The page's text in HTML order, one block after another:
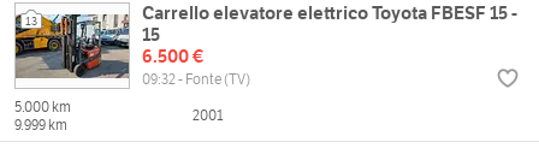
13
Carrello elevatore elettrico Toyota FBESF 15 -
15
6.500 €
09:32 - Fonte (TV)
5.000 km
9.999 km
2001